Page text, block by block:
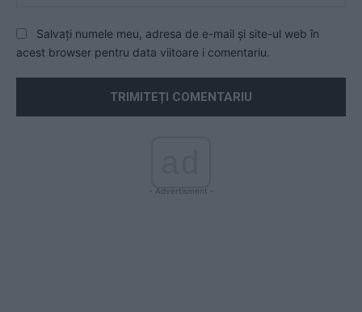
Salvați numele meu, adresa de e-mail și site-ul web în
acest browser pentru data viitoare i comentariu.
- Advertisment -